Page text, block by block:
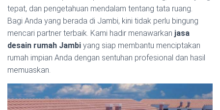
tepat, dan pengetahuan mendalam tentang tata ruang.
Bagi Anda yang berada di Jambi, kini tidak perlu bingung
mencari partner terbaik. Kami hadir menawarkan jasa
desain rumah Jambi yang siap membantu menciptakan
rumah impian Anda dengan sentuhan profesional dan hasil
memuaskan.